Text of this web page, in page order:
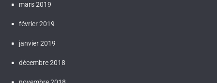
mars 2019
février 2019
janvier 2019
décembre 2018